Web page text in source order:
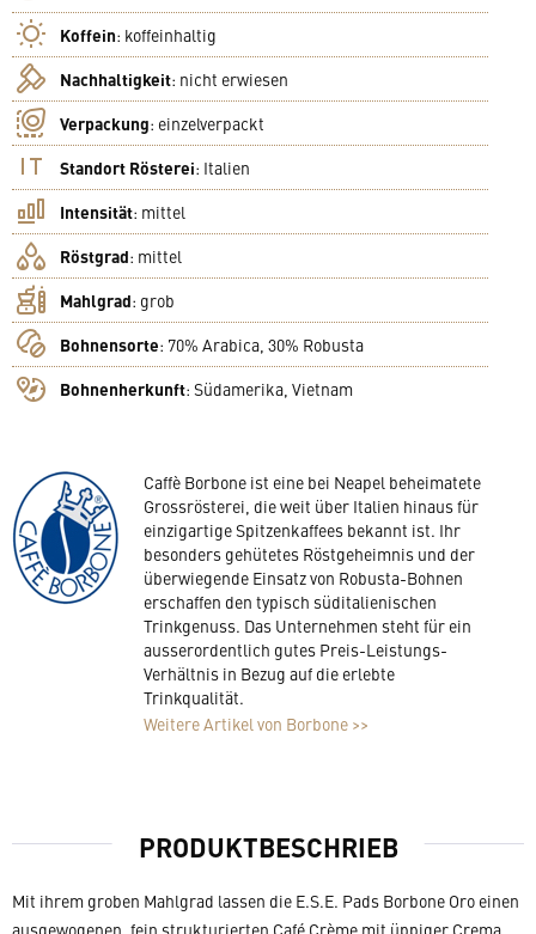
Koffein: koffeinhaltig
Nachhaltigkeit: nicht erwiesen
Verpackung: einzelverpackt
Standort Rösterei: Italien
Intensität: mittel
Röstgrad: mittel
Mahlgrad: grob
Bohnensorte: 70% Arabica, 30% Robusta
Bohnenherkunft: Südamerika, Vietnam
Caffè Borbone ist eine bei Neapel beheimatete
Grossrösterei, die weit über Italien hinaus für
einzigartige Spitzenkaffees bekannt ist. Ihr
besonders gehütetes Röstgeheimnis und der
überwiegende Einsatz von Robusta-Bohnen
erschaffen den typisch süditalienischen
Trinkgenuss. Das Unternehmen steht für ein
ausserordentlich gutes Preis-Leistungs-
Verhältnis in Bezug auf die erlebte
Trinkqualität.
Weitere Artikel von Borbone >>
PRODUKTBESCHRIEB
Mit ihrem groben Mahlgrad lassen die E.S.E. Pads Borbone Oro einen
ausgewogenen, fein strukturierten Café Crème mit üppiger Crema